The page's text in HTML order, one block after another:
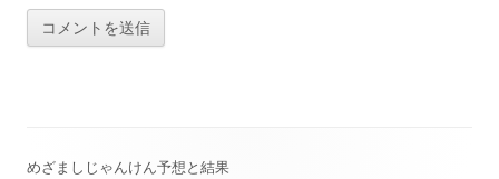
めざましじゃんけん予想と結果